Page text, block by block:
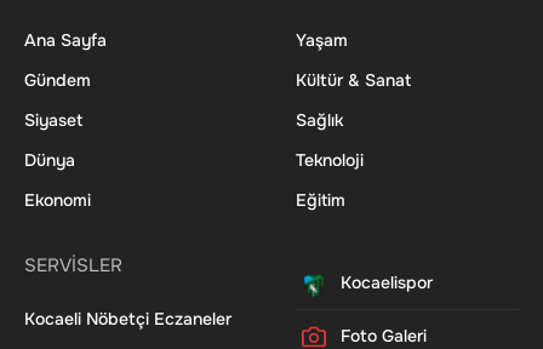
Ana Sayfa
Gündem
Siyaset
Dünya
Ekonomi
Yaşam
Kültür & Sanat
Sağlık
Teknoloji
Eğitim
SERVİSLER
Kocaeli Nöbetçi Eczaneler
Kocaelispor
Foto Galeri